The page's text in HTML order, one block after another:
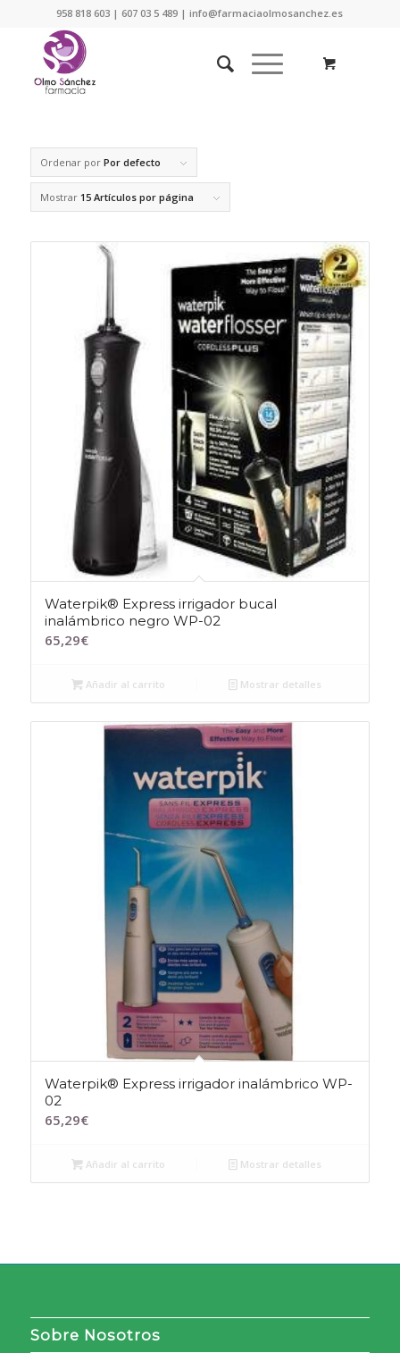
958 818 603 | 607 03 5 489 | info@farmaciaolmosanchez.es
Ordenar por Por defecto
Mostrar 15 Artículos por página
Waterpik® Express irrigador bucal
inalámbrico negro WP-02
65,29€
Añadir al carrito Mostrar detalles
Waterpik® Express irrigador inalámbrico WP-
02
65,29€
Añadir al carrito Mostrar detalles
Sobre Nosotros